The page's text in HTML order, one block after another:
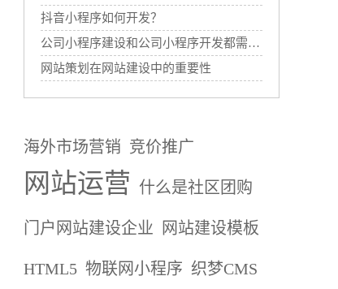
抖音小程序如何开发？
公司小程序建设和公司小程序开发都需要哪些过程？
网站策划在网站建设中的重要性
海外市场营销 竞价推广
网站运营 什么是社区团购
门户网站建设企业 网站建设模板
HTML5 物联网小程序 织梦CMS